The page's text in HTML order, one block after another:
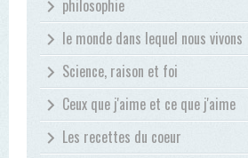
philosophie
le monde dans lequel nous vivons
Science, raison et foi
Ceux que j'aime et ce que j'aime
Les recettes du coeur